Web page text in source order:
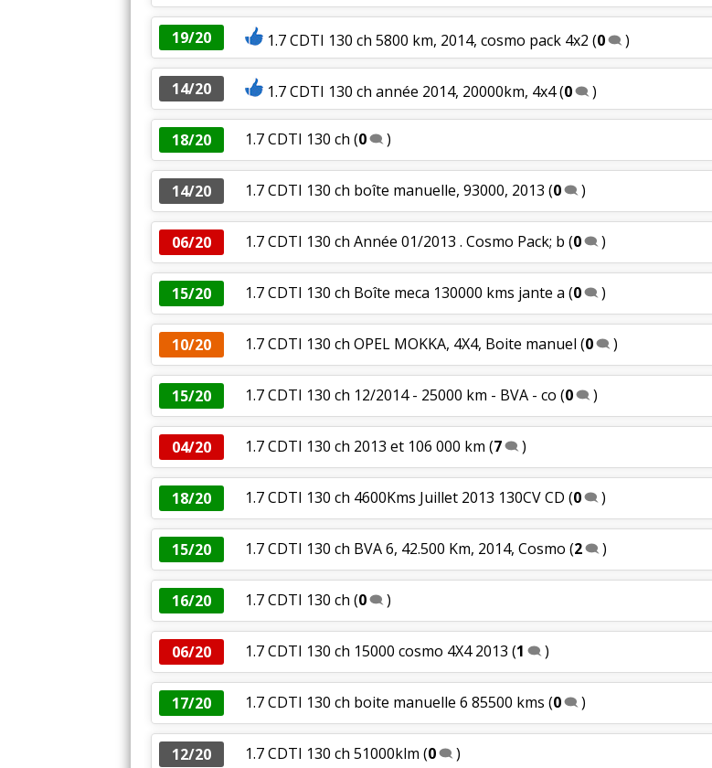
19/20 1.7 CDTI 130 ch 5800 km, 2014, cosmo pack 4x2 (0 )
14/20 1.7 CDTI 130 ch année 2014, 20000km, 4x4(0 )
18/20 1.7 CDTI 130 ch (0 )
14/20 1.7 CDTI 130 ch boîte manuelle, 93000, 2013 (0 )
06/20 1.7 CDTI 130 ch Année 01/2013 . Cosmo Pack; b (0 )
15/20 1.7 CDTI 130 ch Boîte meca 130000 kms jante a (0 )
10/20 1.7 CDTI 130 ch OPEL MOKKA, 4X4, Boite manuel (0 )
15/20 1.7 CDTI 130 ch 12/2014 - 25000 km - BVA - co (0 )
04/20 1.7 CDTI 130 ch 2013 et 106 000 km (7 )
18/20 1.7 CDTI 130 ch 4600Kms Juillet 2013 130CV CD (0 )
15/20 1.7 CDTI 130 ch BVA 6, 42.500 Km, 2014, Cosmo (2 )
16/20 1.7 CDTI 130 ch (0 )
06/20 1.7 CDTI 130 ch 15000 cosmo 4X4 2013 (1 )
17/20 1.7 CDTI 130 ch boite manuelle 6 85500 kms (0 )
12/20 1.7 CDTI 130 ch 51000klm (0 )